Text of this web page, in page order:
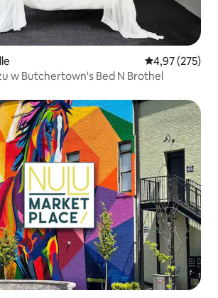
Średnia
4,97 (275)
w Butchertown's Bed N Brothel